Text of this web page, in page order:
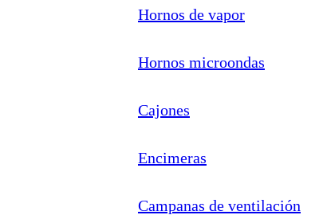
Hornos de vapor
Hornos microondas
Cajones
Encimeras
Campanas de ventilación